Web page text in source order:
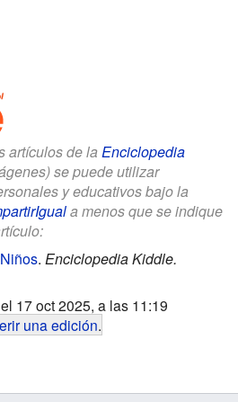
artículos de la Enciclopedia
se puede utilizar
y educativos bajo la
a menos que se indique
. Enciclopedia Kiddle.
17 oct 2025, a las 11:19
una edición.